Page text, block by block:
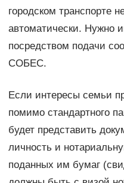
городском транспорте
автоматически. Нужно
посредством подачи
СОБЕС.
Если интересы семьи
помимо стандартного
будет представить
личность и
поданных им бумаг